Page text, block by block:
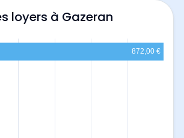
loyers à Gazeran